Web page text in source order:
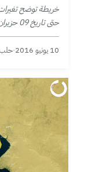
خريطة توضح
حتى تاريخ 09 حزيران 2016
10 يونيو 2016 ·